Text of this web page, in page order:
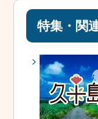
特集・関